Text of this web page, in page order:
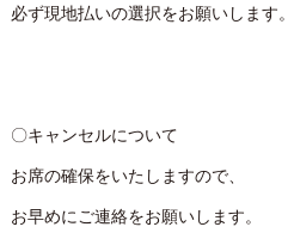
必ず現地払いの選択をお願いします。
〇キャンセルについて
お席の確保をいたしますので、
お早めにご連絡をお願いします。